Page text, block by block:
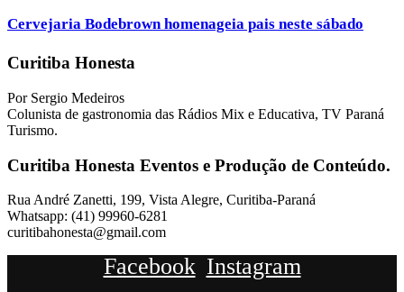
Cervejaria Bodebrown homenageia pais neste sábado
Curitiba Honesta
Por Sergio Medeiros
Colunista de gastronomia das Rádios Mix e Educativa, TV Paraná
Turismo.
Curitiba Honesta Eventos e Produção de Conteúdo.
Rua André Zanetti, 199, Vista Alegre, Curitiba-Paraná
Whatsapp: (41) 99960-6281
curitibahonesta@gmail.com
Facebook Instagram